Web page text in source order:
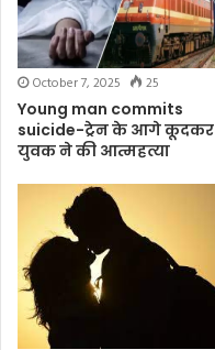
October 7, 2025
25
Young man commits
suicide-ट्रेन के आगे कूदकर
युवक ने की आत्महत्या